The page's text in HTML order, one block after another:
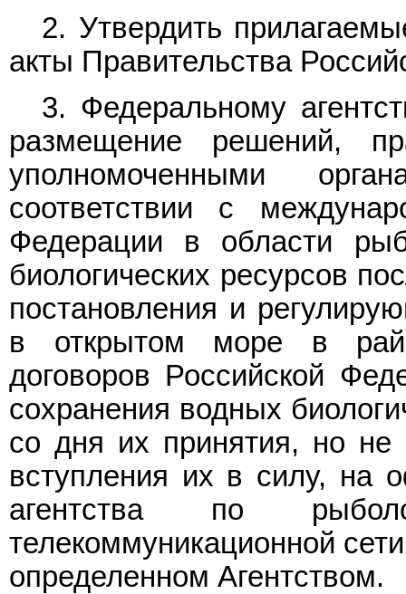
2. Утвердить
акты Правительства
3. Федеральному
размещение решений,
уполномоченными
соответствии с
Федерации в области
биологических ресурсов
постановления и
в открытом море в
договоров Российской
сохранения водных
со дня их принятия, но
вступления их в силу, на
агентства по
телекоммуникационной
определенном Агентством.